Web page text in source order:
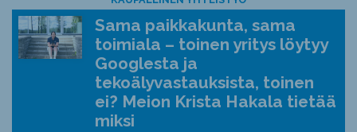
Sama paikkakunta, sama
toimiala – toinen yritys löytyy
Googlesta ja
tekoälyvastauksista, toinen
ei? Meion Krista Hakala tietää
miksi